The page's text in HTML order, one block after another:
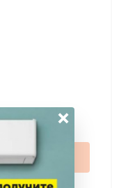
В корзину
×